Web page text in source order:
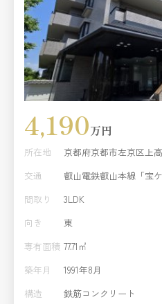
4,190万円
所在地
京都府京都市左京区上
交通
叡山電鉄叡山本線「宝
間取り
3LDK
向き
東
専有面積 77.71㎡
築年月
1991年8月
構造
鉄筋コンクリート